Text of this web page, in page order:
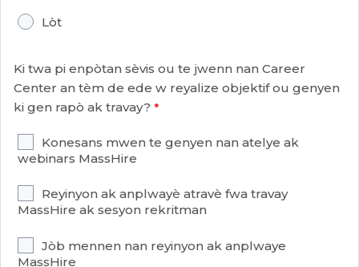
Lòt
Ki twa pi enpòtan sèvis ou te jwenn nan Career
Center an tèm de ede w reyalize objektif ou genyen
ki gen rapò ak travay?
Konesans mwen te genyen nan atelye ak
webinars MassHire
Reyinyon ak anplwayè atravè fwa travay
MassHire ak sesyon rekritman
Jòb mennen nan reyinyon ak anplwaye
MassHire